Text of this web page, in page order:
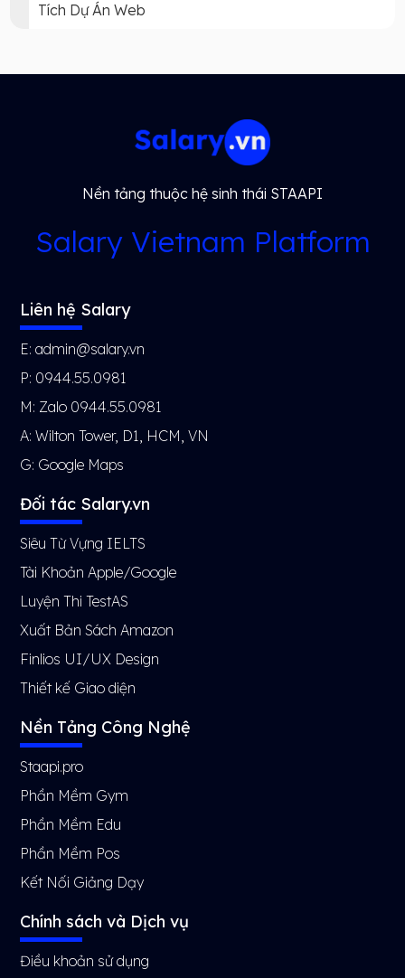
Tích Dự Án Web
Nền tảng thuộc hệ sinh thái STAAPI
Salary Vietnam Platform
Liên hệ Salary
E: admin@salary.vn
P: 0944.55.0981
M: Zalo 0944.55.0981
A: Wilton Tower, D1, HCM, VN
G: Google Maps
Đối tác Salary.vn
Siêu Từ Vựng IELTS
Tài Khoản Apple/Google
Luyện Thi TestAS
Xuất Bản Sách Amazon
Finlios UI/UX Design
Thiết kế Giao diện
Nền Tảng Công Nghệ
Staapi.pro
Phần Mềm Gym
Phần Mềm Edu
Phần Mềm Pos
Kết Nối Giảng Dạy
Chính sách và Dịch vụ
Điều khoản sử dụng